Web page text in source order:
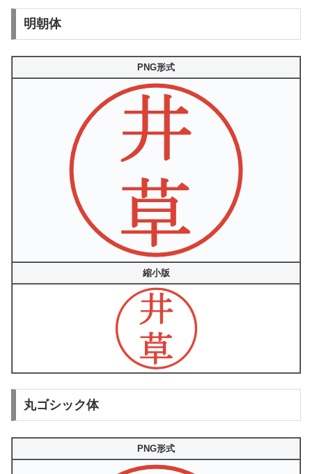
明朝体
PNG形式
縮小版
丸ゴシック体
PNG形式